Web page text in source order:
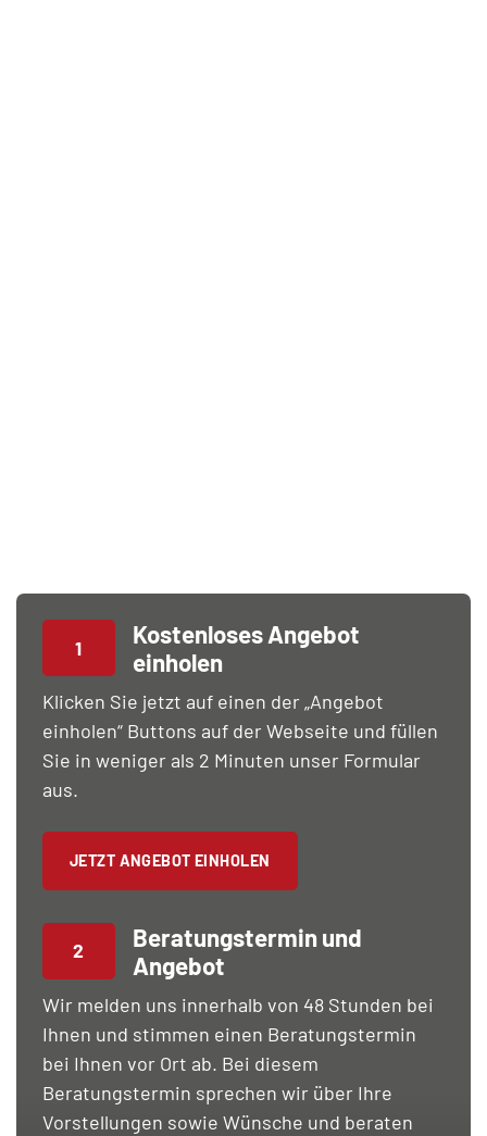
1
Kostenloses Angebot
einholen
Klicken Sie jetzt auf einen der „Angebot
einholen“ Buttons auf der Webseite und füllen
Sie in weniger als 2 Minuten unser Formular
aus.
JETZT ANGEBOT EINHOLEN
2
Beratungstermin und
Angebot
Wir melden uns innerhalb von 48 Stunden bei
Ihnen und stimmen einen Beratungstermin
bei Ihnen vor Ort ab. Bei diesem
Beratungstermin sprechen wir über Ihre
Vorstellungen sowie Wünsche und beraten